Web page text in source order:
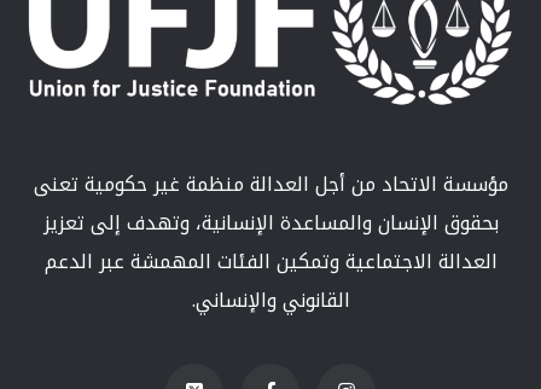
مؤسسة الاتحاد من أجل العدالة منظمة غير حكومية تعنى
بحقوق الإنسان والمساعدة الإنسانية، وتهدف إلى تعزيز
العدالة الاجتماعية وتمكين الفئات المهمشة عبر الدعم
القانوني والإنساني.